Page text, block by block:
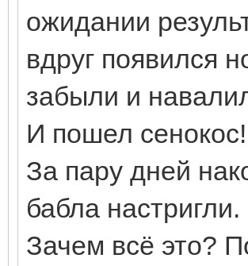
ожидании
вдруг появился
забыли и
И пошел сенокос!
За пару дней
бабла
Зачем всё это?